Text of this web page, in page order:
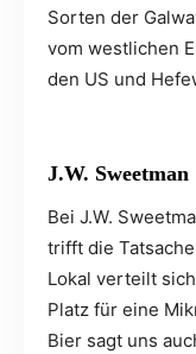
Sorten der
vom westlichen
den US und
J.W. Sweetman
Bei J.W.
trifft die
Lokal verteilt
Platz für eine
Bier sagt uns